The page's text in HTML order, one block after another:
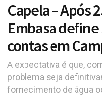
Capela – Após
Embasa define
contas em
A expectativa é que,
problema seja
fornecimento de água